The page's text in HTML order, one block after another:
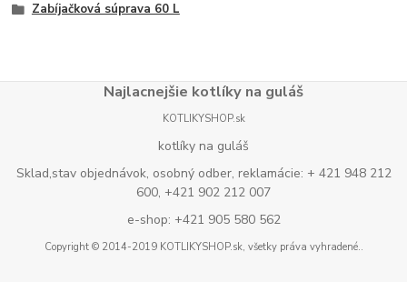
Zabíjačková súprava 60 L
Najlacnejšie kotlíky na guláš
KOTLIKYSHOP.sk
kotlíky na guláš
Sklad,stav objednávok, osobný odber, reklamácie: + 421 948 212
600, +421 902 212 007
e-shop: +421 905 580 562
Copyright © 2014-2019 KOTLIKYSHOP.sk, všetky práva vyhradené..